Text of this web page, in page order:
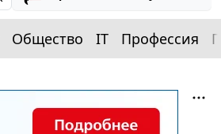
Общество IT Профессия